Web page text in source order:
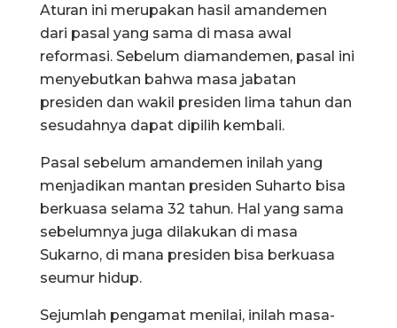
Aturan ini merupakan hasil amandemen
dari pasal yang sama di masa awal
reformasi. Sebelum diamandemen, pasal ini
menyebutkan bahwa masa jabatan
presiden dan wakil presiden lima tahun dan
sesudahnya dapat dipilih kembali.
Pasal sebelum amandemen inilah yang
menjadikan mantan presiden Suharto bisa
berkuasa selama 32 tahun. Hal yang sama
sebelumnya juga dilakukan di masa
Sukarno, di mana presiden bisa berkuasa
seumur hidup.
Sejumlah pengamat menilai, inilah masa-